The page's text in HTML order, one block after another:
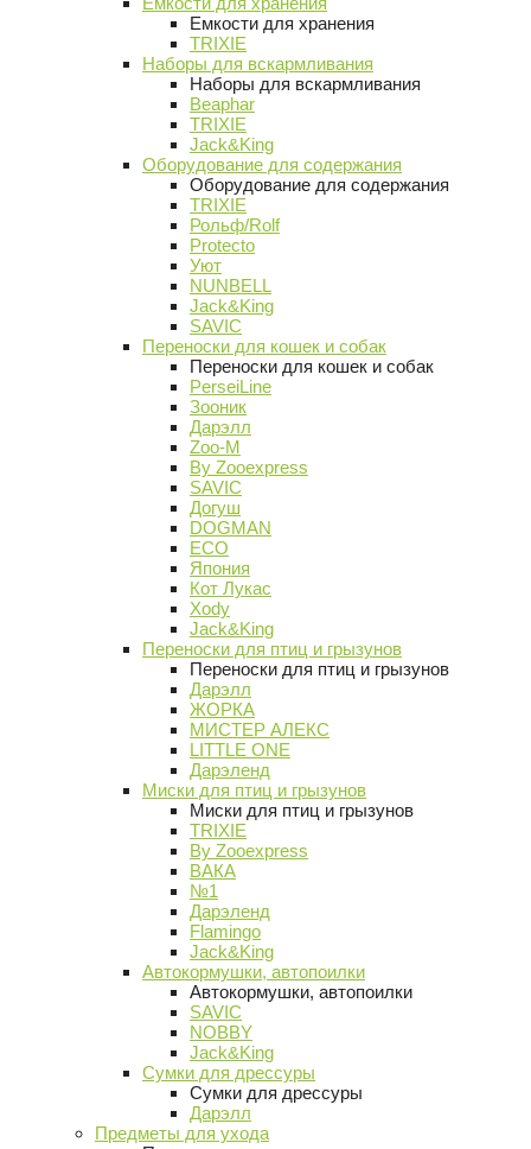
Емкости для хранения
TRIXIE
Наборы для вскармливания
Наборы для вскармливания
Beaphar
TRIXIE
Jack&King
Оборудование для содержания
Оборудование для содержания
TRIXIE
Рольф/Rolf
Protecto
Уют
NUNBELL
Jack&King
SAVIC
Переноски для кошек и собак
Переноски для кошек и собак
PerseiLine
Зооник
Дарэлл
Zoo-M
By Zooexpress
SAVIC
Догуш
DOGMAN
ECO
Япония
Кот Лукас
Xody
Jack&King
Переноски для птиц и грызунов
Переноски для птиц и грызунов
Дарэлл
ЖОРКА
МИСТЕР АЛЕКС
LITTLE ONE
Дарэленд
Миски для птиц и грызунов
Миски для птиц и грызунов
TRIXIE
By Zooexpress
ВАКА
№1
Дарэленд
Flamingo
Jack&King
Автокормушки, автопоилки
Автокормушки, автопоилки
SAVIC
NOBBY
Jack&King
Сумки для дрессуры
Сумки для дрессуры
Дарэлл
Предметы для ухода